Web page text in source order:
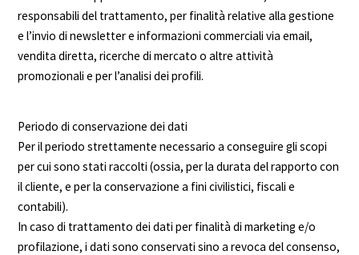
responsabili del trattamento, per finalità relative alla gestione
e l’invio di newsletter e informazioni commerciali via email,
vendita diretta, ricerche di mercato o altre attività
promozionali e per l’analisi dei profili.
Periodo di conservazione dei dati
Per il periodo strettamente necessario a conseguire gli scopi
per cui sono stati raccolti (ossia, per la durata del rapporto con
il cliente, e per la conservazione a fini civilistici, fiscali e
contabili).
In caso di trattamento dei dati per finalità di marketing e/o
profilazione, i dati sono conservati sino a revoca del consenso,